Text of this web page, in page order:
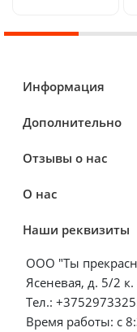
Информация
Дополнительно
Отзывы о нас
О нас
Наши реквизиты
ООО "Ты
Ясеневая, д. 5/2 к.
Тел.:
Время работы: с